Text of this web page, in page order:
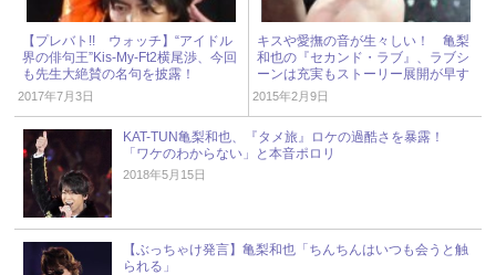
【プレバト!! ウォッチ】“アイドル
界の俳句王”Kis-My-Ft2横尾渉、今回
も先生大絶賛の名句を披露！
2017年7月3日
キスや愛撫の音が生々しい！ 亀梨
和也の『セカンド・ラブ』、ラブシ
ーンは充実もストーリー展開が早す
ぎ
2015年2月9日
KAT-TUN亀梨和也、『タメ旅』ロケの過酷さを暴露！
「ワケのわからない」と本音ポロリ
2018年5月15日
【ぶっちゃけ発言】亀梨和也「ちんちんはいつも会うと触
られる」